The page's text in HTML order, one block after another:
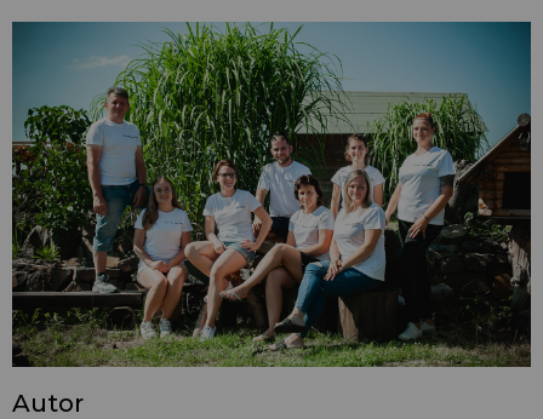
Autor